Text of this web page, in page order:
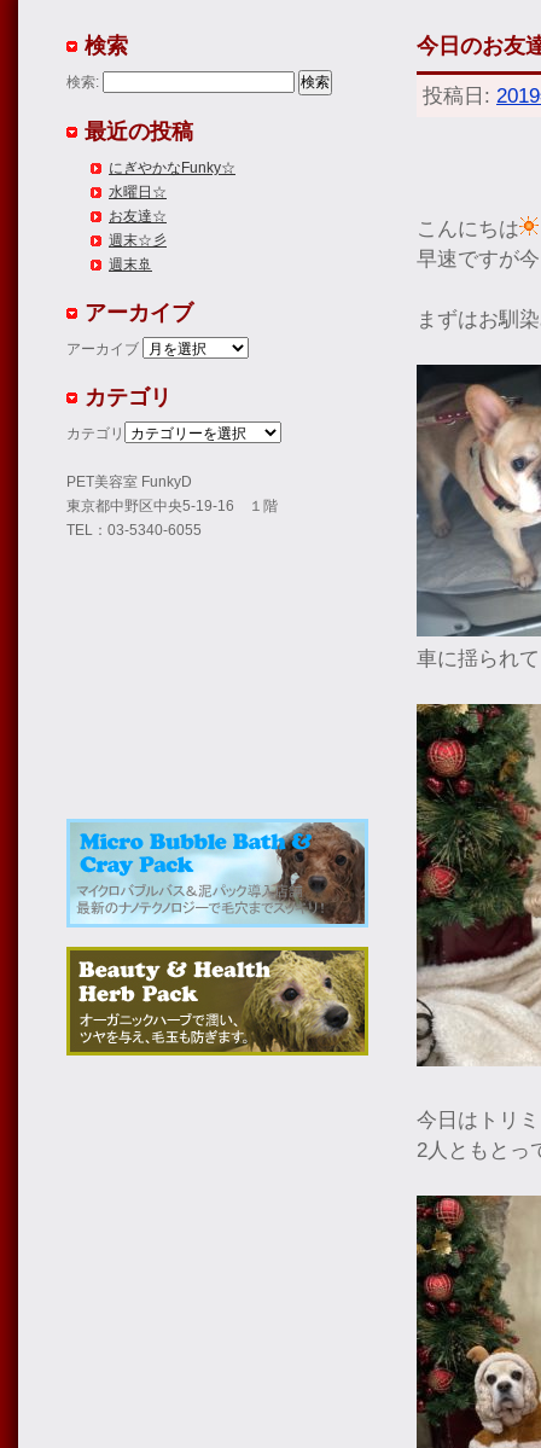
今日のお友
投稿日:
こんにちは
早速ですが
まずはお馴
車に揺られ
今日はトリ
2人ともとっ
検索
検索:
最近の投稿
にぎやかなFunky☆
水曜日☆
お友達☆
週末☆彡
週末🚢
アーカイブ
アーカイブ
カテゴリ
カテゴリ
PET美容室 FunkyD
東京都中野区中央5-19-16 １階
TEL：03-5340-6055